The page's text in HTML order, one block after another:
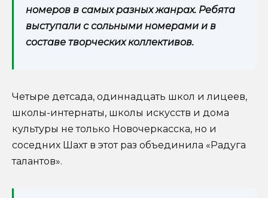
номеров в самых разных жанрах. Ребята
выступали с сольными номерами и в
составе творческих коллективов.
Четыре детсада, одиннадцать школ и лицеев,
школы-интернаты, школы искусств и дома
культуры не только Новочеркасска, но и
соседних Шахт в этот раз объединила «Радуга
талантов».